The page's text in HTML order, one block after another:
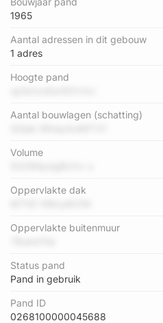
1965
Aantal adressen in dit gebouw
1 adres
Hoogte pand
Aantal bouwlagen (schatting)
Volume
Oppervlakte dak
Oppervlakte buitenmuur
Status pand
Pand in gebruik
Pand ID
0268100000045688